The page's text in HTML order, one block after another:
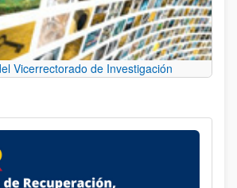
Vicerrectorado de Investigación